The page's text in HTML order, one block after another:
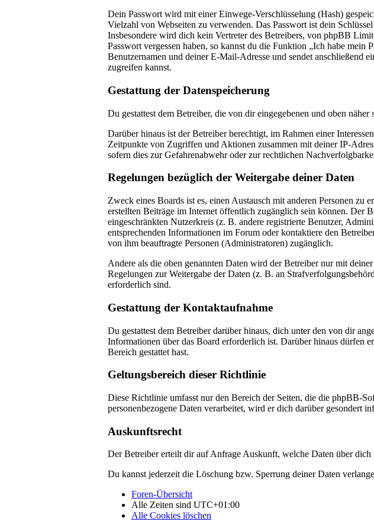
Dein Passwort wird mit einer Einwege-Verschlüsselung (Hash)
Vielzahl von Webseiten zu verwenden. Das Passwort ist dein
Insbesondere wird dich kein Vertreter des Betreibers, von phpBB
Passwort vergessen haben, so kannst du die Funktion „Ich habe
Benutzernamen und deiner E-Mail-Adresse und sendet anschließend
zugreifen kannst.
Gestattung der Datenspeicherung
Du gestattest dem Betreiber, die von dir eingegebenen und oben
Darüber hinaus ist der Betreiber berechtigt, im Rahmen einer
Zeitpunkte von Zugriffen und Aktionen zusammen mit deiner IP-
sofern dies zur Gefahrenabwehr oder zur rechtlichen
Regelungen bezüglich der Weitergabe deiner Daten
Zweck eines Boards ist es, einen Austausch mit anderen Personen
erstellten Beiträge im Internet öffentlich zugänglich sein können. Der
eingeschränkten Nutzerkreis (z. B. andere registrierte Benutzer,
entsprechenden Informationen im Forum oder kontaktiere den
von ihm beauftragte Personen (Administratoren) zugänglich.
Andere als die oben genannten Daten wird der Betreiber nur mit
Regelungen zur Weitergabe der Daten (z. B. an
erforderlich sind.
Gestattung der Kontaktaufnahme
Du gestattest dem Betreiber darüber hinaus, dich unter den von dir
Informationen über das Board erforderlich ist. Darüber hinaus dürfen
Bereich gestattet hast.
Geltungsbereich dieser Richtlinie
Diese Richtlinie umfasst nur den Bereich der Seiten, die die phpBB-
personenbezogene Daten verarbeitet, wird er dich darüber gesondert
Auskunftsrecht
Der Betreiber erteilt dir auf Anfrage Auskunft, welche Daten über dich
Du kannst jederzeit die Löschung bzw. Sperrung deiner Daten
Foren-Übersicht
Alle Zeiten sind UTC+01:00
Alle Cookies löschen